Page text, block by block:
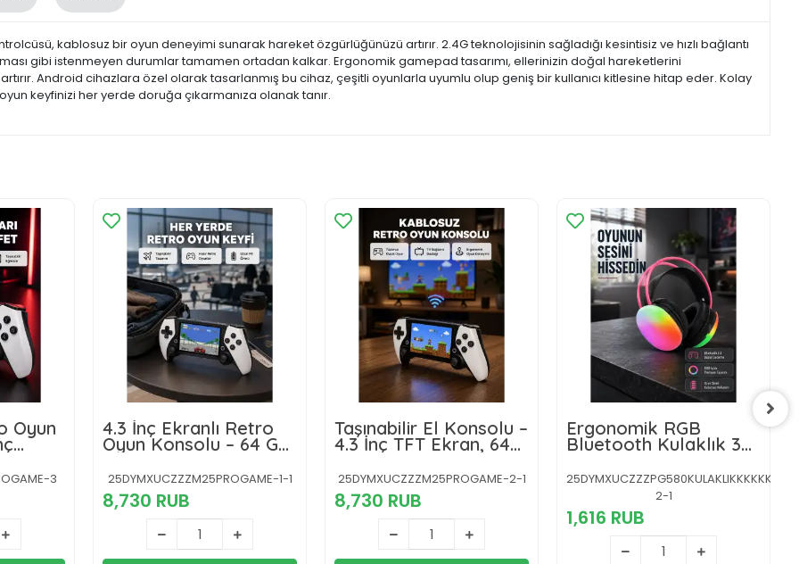
kablosuz bir oyun deneyimi sunarak hareket özgürlüğünüzü artırır. 2.4G teknolojisinin sağladığı kesintisiz ve hızlı bağlantı
gibi istenmeyen durumlar tamamen ortadan kalkar. Ergonomik gamepad tasarımı, ellerinizin doğal hareketlerini
Android cihazlara özel olarak tasarlanmış bu cihaz, çeşitli oyunlarla uyumlu olup geniş bir kullanıcı kitlesine hitap eder. Kolay
keyfinizi her yerde doruğa çıkarmanıza olanak tanır.
Oyun
3
4.3 İnç Ekranlı Retro
Oyun Konsolu – 64 GB
Hafızalı, Şarjlı ve
Multimedya Destekli
25DYMXUCZZZM25PROGAME-1-1
8,730 RUB
Taşınabilir El Konsolu –
4.3 İnç TFT Ekran, 64
GB Dahili Oyun Hafızalı
25DYMXUCZZZM25PROGAME-2-1
8,730 RUB
Ergonomik RGB
Bluetooth Kulaklık 3D
25DYMXUCZZZPG580KULAKLIKKKKKKK-
2-1
1,616 RUB